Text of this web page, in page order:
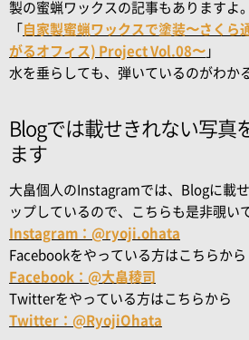
製の蜜蝋ワックスの記事もありますよ。
「 自家製蜜蝋ワックスで塗装〜さくら
がるオフィス) Project Vol.08〜 」
水を垂らしても、弾いているのがわか
Blogでは載せきれない写真
ます
大畠個人のInstagramでは、Blogに載
ップしているので、こちらも是非覗い
Instagram：@ryoji.ohata
Facebookをやっている方はこちらから
Facebook：@大畠稜司
Twitterをやっている方はこちらから
Twitter：@RyojiOhata